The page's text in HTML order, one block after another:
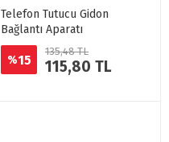
Telefon Tutucu Gidon
Bağlantı Aparatı
%15
135,48 TL
115,80 TL